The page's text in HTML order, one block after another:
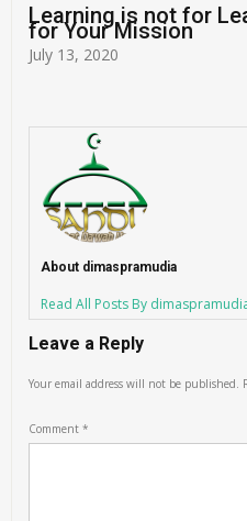
Learning is not for
for Your Mission
July 13, 2020
About dimaspramudia
Read All Posts By
Leave a Reply
Your email address will not be published.
Comment*